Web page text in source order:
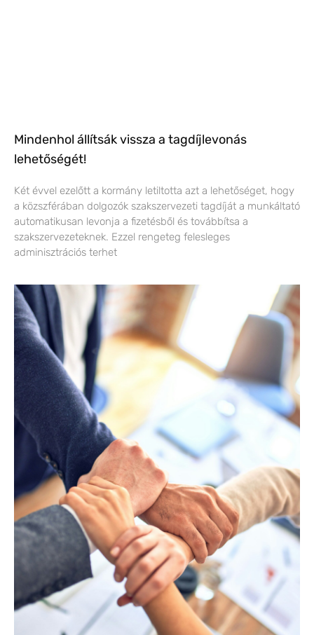
Mindenhol állítsák vissza a tagdíjlevonás
lehetőségét!
Két évvel ezelőtt a kormány letiltotta azt a lehetőséget, hogy
a közszférában dolgozók szakszervezeti tagdíját a munkáltató
automatikusan levonja a fizetésből és továbbítsa a
szakszervezeteknek. Ezzel rengeteg felesleges
adminisztrációs terhet